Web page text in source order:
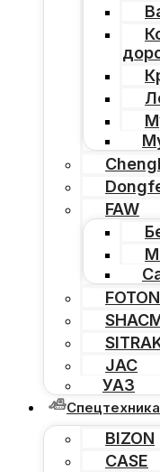
FAW
FOTON
JAC
УАЗ
Спецтехника
BIZON
CASE